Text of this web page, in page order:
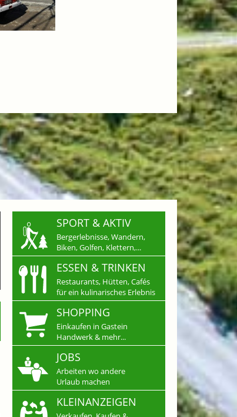
SPORT & AKTIV
Bergerlebnisse, Wandern,
Biken, Golfen, Klettern,...
ESSEN & TRINKEN
Restaurants, Hütten, Cafés
für ein kulinarisches Erlebnis
SHOPPING
Einkaufen in Gastein
Handwerk & mehr...
JOBS
Arbeiten wo andere
Urlaub machen
KLEINANZEIGEN